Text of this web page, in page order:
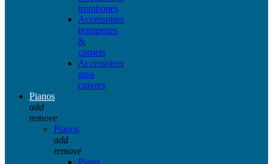
trombones
Accessoires
trompettes
&
cornets
Accessoires
gros
cuivres
Pianos
add
remove
Pianos
add
remove
Piano